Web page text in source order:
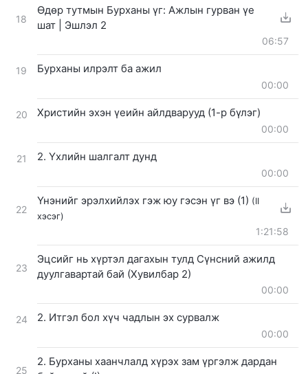
18
Өдөр тутмын Бурханы үг: Ажлын гурван үе
шат | Эшлэл 2
06:57
19 Бурханы илрэлт ба ажил
00:00
20 Христийн эхэн үеийн айлдварууд (1-р бүлэг)
00:00
21 2. Үхлийн шалгалт дунд
00:00
22
Үнэнийг эрэлхийлэх гэж юу гэсэн үг вэ (1) (II
хэсэг)
1:21:58
23
Эцсийг нь хүртэл дагахын тулд Сүнсний ажилд
дуулгавартай бай (Хувилбар 2)
00:00
24 2. Итгэл бол хүч чадлын эх сурвалж
00:00
25
2. Бурханы хаанчлалд хүрэх зам үргэлж дардан